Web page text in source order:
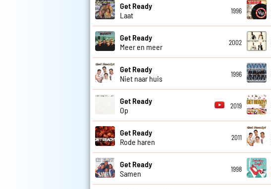
Get Ready
Laat
1996
Get Ready
Meer en meer
2002
Get Ready
Niet naar huis
1996
Get Ready
Op
2019
Get Ready
Rode haren
2011
Get Ready
Samen
1998